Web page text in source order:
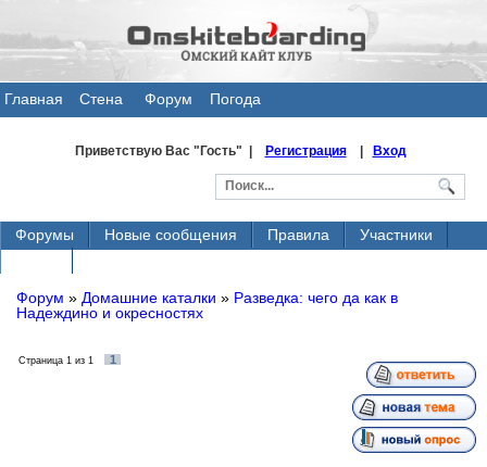
Главная
Стена
Форум Погода
Приветствую Вас"Гость" | Регистрация| Вход
Форумы Новые сообщения Правила
Участники
Форум » Домашние каталки » Разведка: чего да как в
Надеждино и окресностях
Страница 1 из 1 1